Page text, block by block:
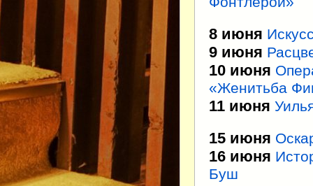
8 июня
9 июня
10 июня
«Женитьба
11 июня
15 июня
16 июня
Буш